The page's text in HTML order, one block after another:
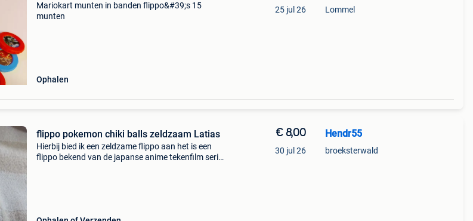
Mariokart munten in banden flippo&#39;s 15
munten
Ophalen
25 jul 26 Lommel
flippo pokemon chiki balls zeldzaam Latias
Hierbij bied ik een zeldzame flippo aan het is een
flippo bekend van de japanse anime tekenfilm serie
€ 8,00
30 jul 26
Hendr55
broeksterwald